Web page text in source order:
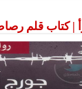
| كتاب قلم